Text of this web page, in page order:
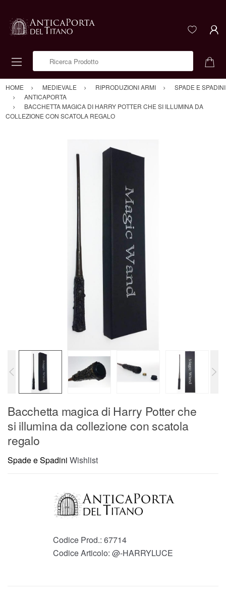
HOME MEDIEVALE RIPRODUZIONI ARMI
SPADE E SPADINI
ANTICAPORTA
BACCHETTA MAGICA DI HARRY POTTER CHE SI ILLUMINA DA
COLLEZIONE CON SCATOLA REGALO
Bacchetta magica di Harry Potter che
si illumina da collezione con scatola
regalo
Spade e Spadini Wishlist
Codice Prod.: 67714
Codice Articolo: @-HARRYLUCE